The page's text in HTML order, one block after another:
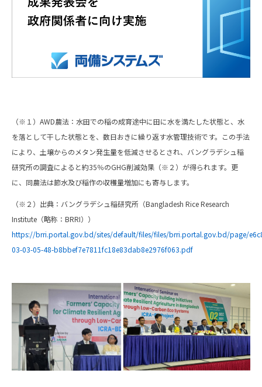
（※１）AWD農法：水田での稲の成育途中に田に水を満たした状態と、水
を落として干した状態とを、数日おきに繰り返す水管理技術です。この手法
により、土壌からのメタン発生量を低減させるとされ、バングラデシュ稲
研究所の調査によると約35％のGHG削減効果（※２）が得られます。更
に、同農法は節水及び稲作の収穫量増加にも寄与します。
（※２）出典：バングラデシュ稲研究所（Bangladesh Rice Research
Institute（略称：BRRI））​​​​​
https://brri.portal.gov.bd/sites/default/files/files/brri.portal.gov.bd/page/
03-03-05-48-b8bbef7e7811fc18e83dab8e2976f063.pdf